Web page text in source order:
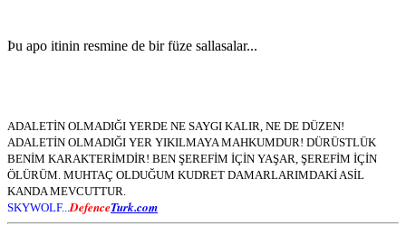
Þu apo itinin resmine de bir füze sallasalar...
ADALETİN OLMADIĞI YERDE NE SAYGI KALIR, NE DE DÜZEN!
ADALETİN OLMADIĞI YER YIKILMAYA MAHKUMDUR! DÜRÜSTLÜK
BENİM KARAKTERİMDİR! BEN ŞEREFİM İÇİN YAŞAR, ŞEREFİM İÇİN
ÖLÜRÜM. MUHTAÇ OLDUĞUM KUDRET DAMARLARIMDAKİ ASİL
KANDA MEVCUTTUR.
SKYWOLF... DefenceTurk.com